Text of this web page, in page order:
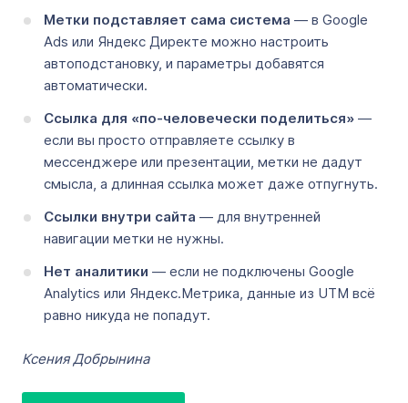
Метки подставляет сама система — в Google
Ads или Яндекс Директе можно настроить
автоподстановку, и параметры добавятся
автоматически.
Ссылка для «по-человечески поделиться» —
если вы просто отправляете ссылку в
мессенджере или презентации, метки не дадут
смысла, а длинная ссылка может даже отпугнуть.
Ссылки внутри сайта — для внутренней
навигации метки не нужны.
Нет аналитики — если не подключены Google
Analytics или Яндекс.Метрика, данные из UTM всё
равно никуда не попадут.
Ксения Добрынина